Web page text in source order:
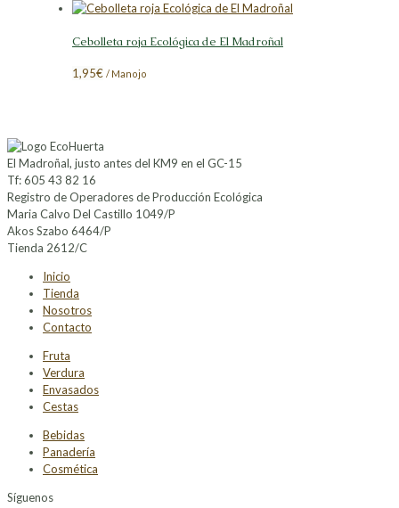
Cebolleta roja Ecológica de El Madroñal
1,95€ / Manojo
El Madroñal, justo antes del KM9 en el GC-15
Tf: 605 43 82 16
Registro de Operadores de Producción Ecológica
Maria Calvo Del Castillo 1049/P
Akos Szabo 6464/P
Tienda 2612/C
Inicio
Tienda
Nosotros
Contacto
Fruta
Verdura
Envasados
Cestas
Bebidas
Panadería
Cosmética
Síguenos